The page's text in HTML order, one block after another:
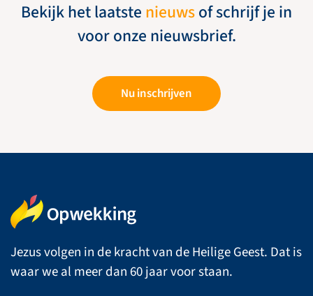
Bekijk het laatste nieuwsof schrijf je in
voor onze nieuwsbrief.
Nu inschrijven
Jezus volgen in de kracht van de Heilige Geest. Dat is
waar we al meer dan 60 jaar voor staan.